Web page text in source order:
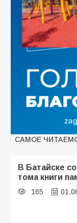
САМОЕ
В Батайске
тома книги
165